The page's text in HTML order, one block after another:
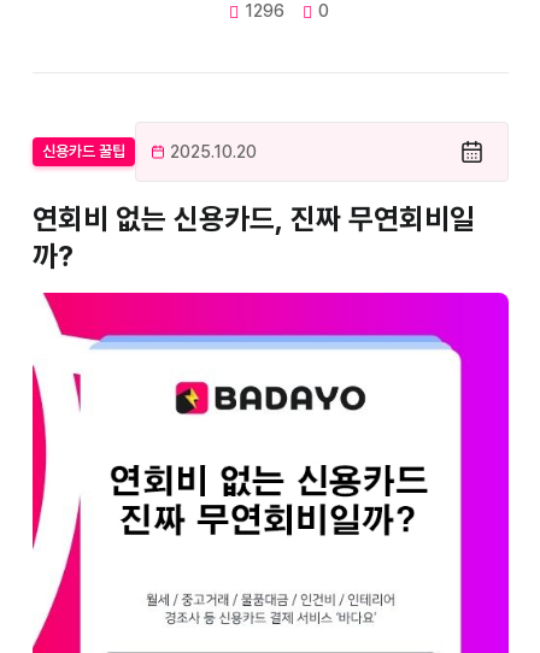
1296 0
신용카드 꿀팁 2025.10.20
연회비 없는 신용카드, 진짜 무연회비일
까?